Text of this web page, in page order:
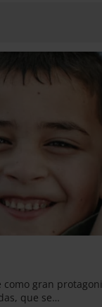
gran
que se…